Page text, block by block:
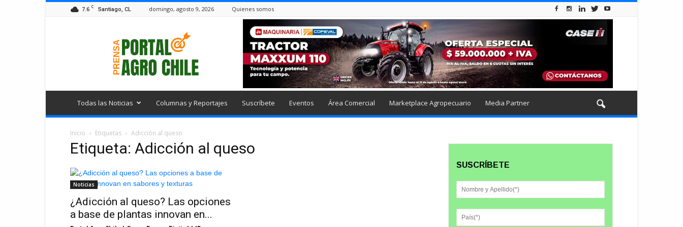
7.6 C Santiago, CL domingo, agosto 9, 2026 Quienes somos
Todas las Noticias Columnas y Reportajes Suscríbete Eventos Área Comercial Marketplace Agropecuario Media Partner
Inicio Etiquetas Adicción al queso
Etiqueta: Adicción al queso
Noticias
¿Adicción al queso? Las opciones
a base de plantas innovan en...
SUSCRÍBETE